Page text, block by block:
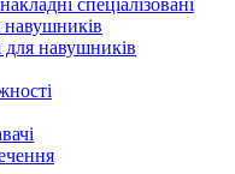
спеціалізовані
для навушників